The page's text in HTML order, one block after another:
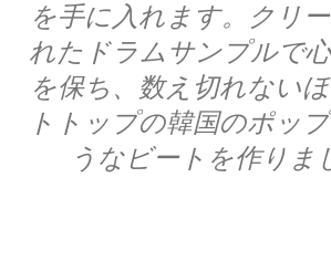
を手に入れます。クリ
れたドラムサンプルで
を保ち、数え切れない
トトップの韓国のポッ
うなビートを作りま